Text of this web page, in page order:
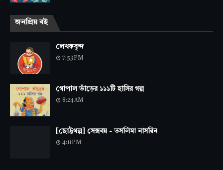
জনপ্রিয় বই
লেখকবৃন্দ
7:53 PM
গোপাল ভাঁড়ের ১১১টি হাসির গল্প
8:24 AM
[ছোট্টগল্প] সেক্সবয় - তসলিমা নাসরিন
4:11 PM